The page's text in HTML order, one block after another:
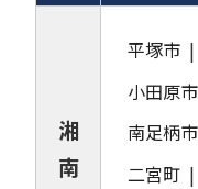
湘
南
平塚市
小田原市
南足柄市
二宮町